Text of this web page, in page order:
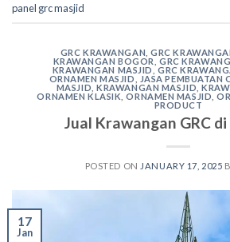
panel grc masjid
GRC KRAWANGAN ,GRC
KRAWANGAN BOGOR
,GRC
KRAWANGAN MASJID ,GRC
ORNAMEN MASJID
JASA PEMBUATAN
MASJID ,KRAWANGAN MASJID ,
ORNAMEN KLASIK ,ORNAMEN MASJID ,
PRODUCT
Jual Krawangan GRC
POSTED ON JANUARY 17, 2025
17
Jan